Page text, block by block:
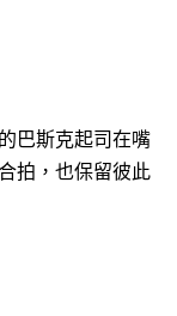
巴斯克起司在嘴
拍，也保留彼此